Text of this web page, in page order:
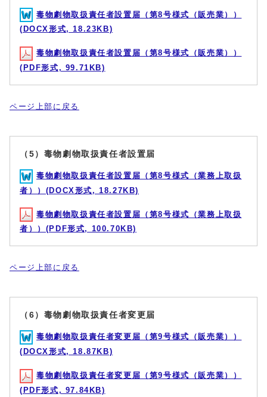
毒物劇物取扱責任者設置届（第8号様式（販売業））
(DOCX形式, 18.23KB)
毒物劇物取扱責任者設置届（第8号様式（販売業））
(PDF形式, 99.71KB)
ページ上部に戻る
（5）毒物劇物取扱責任者設置届
毒物劇物取扱責任者設置届（第8号様式（業務上取扱
者））(DOCX形式, 18.27KB)
毒物劇物取扱責任者設置届（第8号様式（業務上取扱
者））(PDF形式, 100.70KB)
ページ上部に戻る
（6）毒物劇物取扱責任者変更届
毒物劇物取扱責任者変更届（第9号様式（販売業））
(DOCX形式, 18.87KB)
毒物劇物取扱責任者変更届（第9号様式（販売業））
(PDF形式, 97.84KB)